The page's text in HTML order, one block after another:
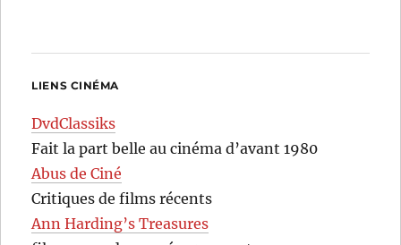
LIENS CINÉMA
DvdClassiks
Fait la part belle au cinéma d’avant 1980
Abus de Ciné
Critiques de films récents
Ann Harding’s Treasures